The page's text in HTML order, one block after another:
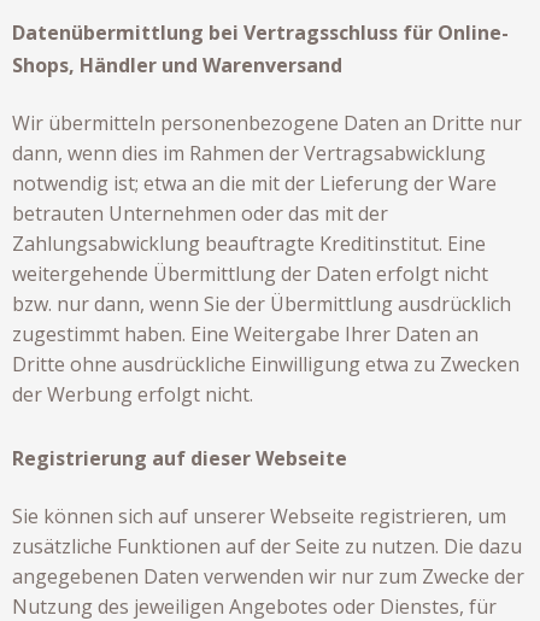
Datenübermittlung bei Vertragsschluss für Online-
Shops, Händler und Warenversand
Wir übermitteln personenbezogene Daten an Dritte nur
dann, wenn dies im Rahmen der Vertragsabwicklung
notwendig ist; etwa an die mit der Lieferung der Ware
betrauten Unternehmen oder das mit der
Zahlungsabwicklung beauftragte Kreditinstitut. Eine
weitergehende Übermittlung der Daten erfolgt nicht
bzw. nur dann, wenn Sie der Übermittlung ausdrücklich
zugestimmt haben. Eine Weitergabe Ihrer Daten an
Dritte ohne ausdrückliche Einwilligung etwa zu Zwecken
der Werbung erfolgt nicht.
Registrierung auf dieser Webseite
Sie können sich auf unserer Webseite registrieren, um
zusätzliche Funktionen auf der Seite zu nutzen. Die dazu
angegebenen Daten verwenden wir nur zum Zwecke der
Nutzung des jeweiligen Angebotes oder Dienstes, für